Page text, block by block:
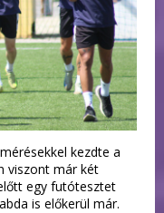
kezdte a
viszont már két
egy futótesztet
is előkerül már.